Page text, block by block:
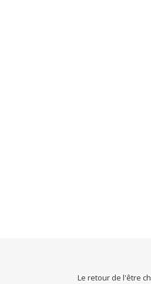
Le retour de l'être